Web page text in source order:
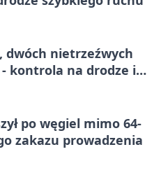
dwóch nietrzeźwych
kontrola na drodze i
po węgiel mimo 64-
zakazu prowadzenia